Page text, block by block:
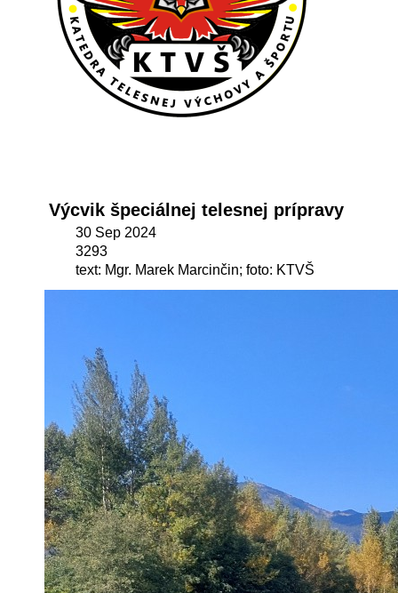
Výcvik špeciálnej telesnej prípravy
30 Sep 2024
3293
text: Mgr. Marek Marcinčin; foto: KTVŠ